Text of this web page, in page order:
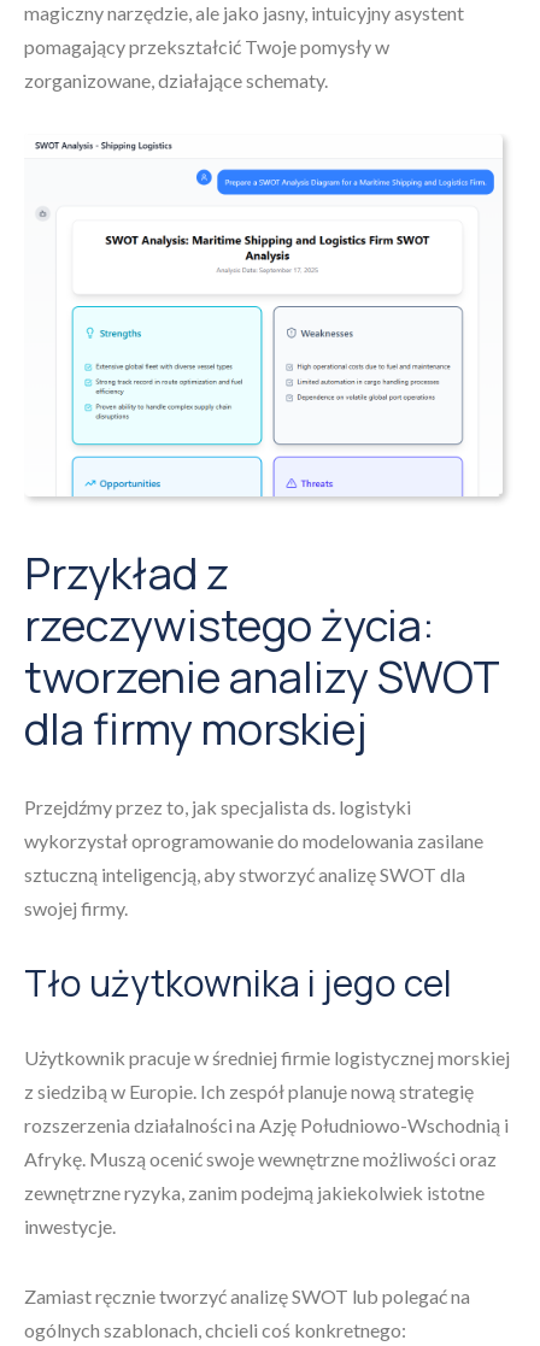
magiczny narzędzie, ale jako jasny, intuicyjny asystent
pomagający przekształcić Twoje pomysły w
zorganizowane, działające schematy.
Przykład z
rzeczywistego życia:
tworzenie analizy SWOT
dla firmy morskiej
Przejdźmy przez to, jak specjalista ds. logistyki
wykorzystał oprogramowanie do modelowania zasilane
sztuczną inteligencją, aby stworzyć analizę SWOT dla
swojej firmy.
Tło użytkownika i jego cel
Użytkownik pracuje w średniej firmie logistycznej morskiej
z siedzibą w Europie. Ich zespół planuje nową strategię
rozszerzenia działalności na Azję Południowo-Wschodnią i
Afrykę. Muszą ocenić swoje wewnętrzne możliwości oraz
zewnętrzne ryzyka, zanim podejmą jakiekolwiek istotne
inwestycje.
Zamiast ręcznie tworzyć analizę SWOT lub polegać na
ogólnych szablonach, chcieli coś konkretnego: